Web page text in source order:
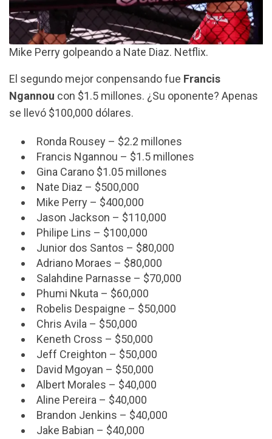
Mike Perry golpeando a Nate Diaz. Netflix.
El segundo mejor conpensando fue Francis
Ngannou con $1.5 millones. ¿Su oponente? Apenas
se llevó $100,000 dólares.
Ronda Rousey – $2.2 millones
Francis Ngannou – $1.5 millones
Gina Carano $1.05 millones
Nate Diaz – $500,000
Mike Perry – $400,000
Jason Jackson – $110,000
Philipe Lins – $100,000
Junior dos Santos – $80,000
Adriano Moraes – $80,000
Salahdine Parnasse – $70,000
Phumi Nkuta – $60,000
Robelis Despaigne – $50,000
Chris Avila – $50,000
Keneth Cross – $50,000
Jeff Creighton – $50,000
David Mgoyan – $50,000
Albert Morales – $40,000
Aline Pereira – $40,000
Brandon Jenkins – $40,000
Jake Babian – $40,000